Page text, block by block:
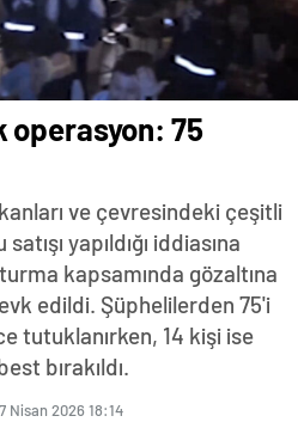
operasyon: 75
ve çevresindeki çeşitli
yapıldığı iddiasına
kapsamında gözaltına
edildi. Şüphelilerden 75'i
tutuklanırken, 14 kişi ise
bırakıldı.
Nisan 2026 18:14